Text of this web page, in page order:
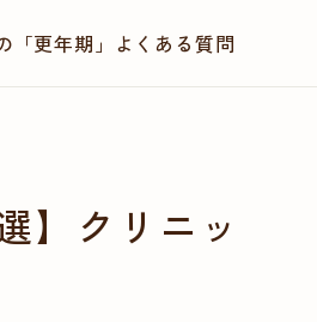
「更年期」 よくある質問
】クリニッ